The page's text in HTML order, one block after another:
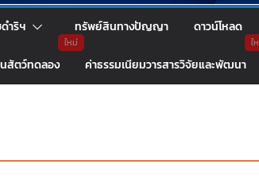
ำริฯ ทรัพย์สินทางปัญญา ดาวน์โหลด
สัตว์ทดลอง ค่าธรรมเนียมวารสารวิจัยและพัฒนา